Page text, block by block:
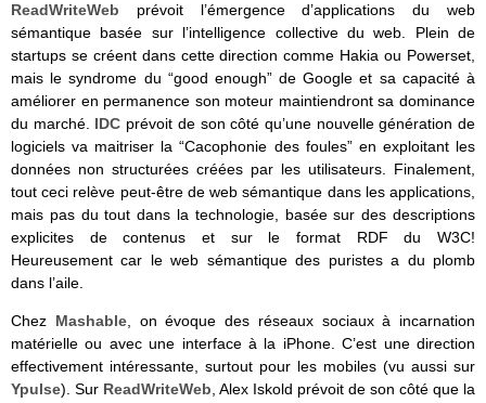
ReadWriteWeb prévoit l’émergence d’applications du web
sémantique basée sur l’intelligence collective du web. Plein de
startups se créent dans cette direction comme Hakia ou Powerset,
mais le syndrome du “good enough” de Google et sa capacité à
améliorer en permanence son moteur maintiendront sa dominance
du marché. IDC prévoit de son côté qu’une nouvelle génération de
logiciels va maitriser la “Cacophonie des foules” en exploitant les
données non structurées créées par les utilisateurs. Finalement,
tout ceci relève peut-être de web sémantique dans les applications,
mais pas du tout dans la technologie, basée sur des descriptions
explicites de contenus et sur le format RDF du W3C!
Heureusement car le web sémantique des puristes a du plomb
dans l’aile.
Chez Mashable, on évoque des réseaux sociaux à incarnation
matérielle ou avec une interface à la iPhone. C’est une direction
effectivement intéressante, surtout pour les mobiles (vu aussi sur
Ypulse). Sur ReadWriteWeb, Alex Iskold prévoit de son côté que la